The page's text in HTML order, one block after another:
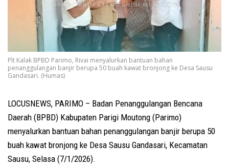
Plt Kalak BPBD Parimo, Rivai menyalurkan bantuan bahan
penanggulangan banjir berupa 50 buah kawat bronjong ke Desa Sausu
Gandasari. (Humas)
LOCUSNEWS, PARIMO – Badan Penanggulangan Bencana
Daerah (BPBD) Kabupaten Parigi Moutong (Parimo)
menyalurkan bantuan bahan penanggulangan banjir berupa 50
buah kawat bronjong ke Desa Sausu Gandasari, Kecamatan
Sausu, Selasa (7/1/2026).